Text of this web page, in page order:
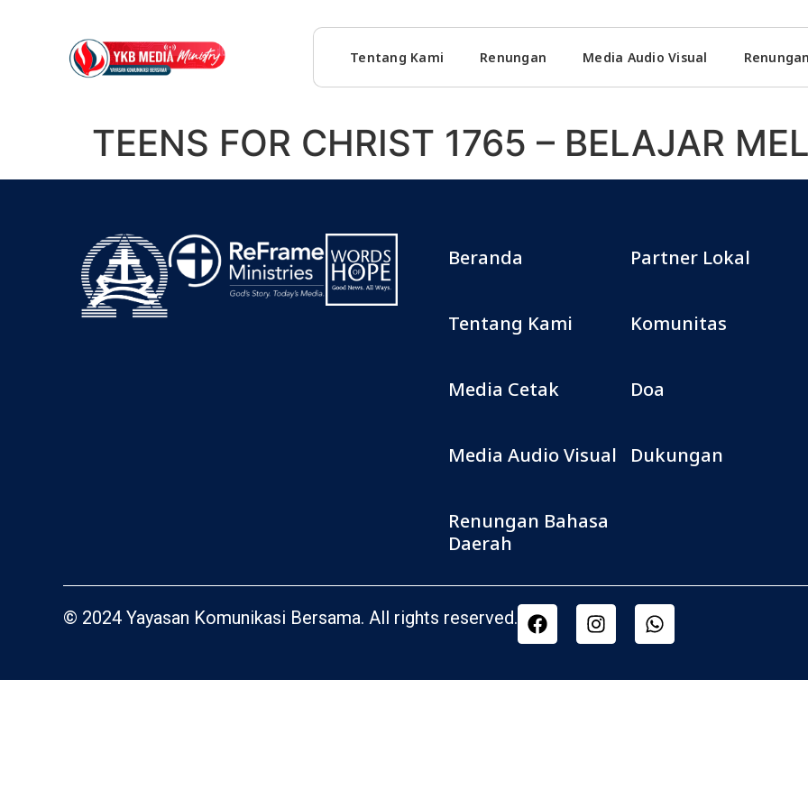
Tentang Kami Renungan Media Audio Visual
TEENS FOR CHRIST 1765 – BELAJAR
Beranda
Tentang Kami
Media Cetak
Media Audio Visual
Renungan Bahasa
Daerah
Partner Lokal
Komunitas
Doa
Dukungan
© 2024 Yayasan Komunikasi Bersama. All rights reserved.